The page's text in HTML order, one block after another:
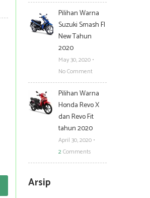
Pilihan Warna
Suzuki Smash FI
New Tahun
2020
May 30, 2020 •
No Comment
Pilihan Warna
Honda Revo X
dan Revo Fit
tahun 2020
April 30, 2020 •
2Comments
Arsip